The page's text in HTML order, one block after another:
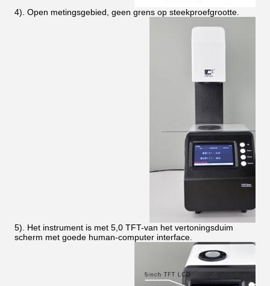
4). Open metingsgebied, geen grens op steekproefgrootte.
5). Het instrument is met 5,0 TFT-van het vertoningsduim
scherm met goede human-computer interface.